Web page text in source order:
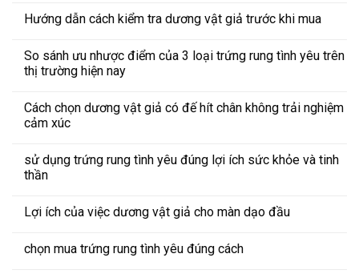
Hướng dẫn cách kiểm tra dương vật giả trước khi mua
So sánh ưu nhược điểm của 3 loại trứng rung tình yêu trên
thị trường hiện nay
Cách chọn dương vật giả có đế hít chân không trải nghiệm
cảm xúc
sử dụng trứng rung tình yêu đúng lợi ích sức khỏe và tinh
thần
Lợi ích của việc dương vật giả cho màn dạo đầu
chọn mua trứng rung tình yêu đúng cách